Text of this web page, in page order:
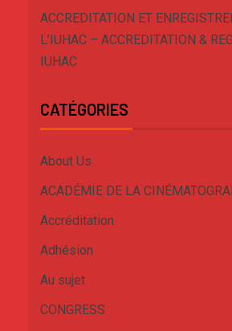
ACCREDITATION ET
L’IUHAC – ACCREDITATION &
IUHAC
CATÉGORIES
About Us
ACADÉMIE DE LA
Accréditation
Adhésion
Au sujet
CONGRESS